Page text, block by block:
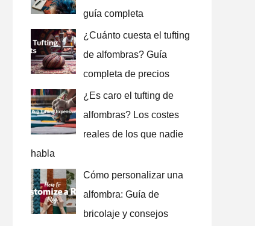
guía completa
¿Cuánto cuesta el tufting
de alfombras? Guía
completa de precios
¿Es caro el tufting de
alfombras? Los costes
reales de los que nadie
habla
Cómo personalizar una
alfombra: Guía de
bricolaje y consejos